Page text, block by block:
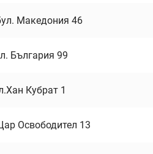
Македония 46
България 99
Кубрат 1
Освободител 13